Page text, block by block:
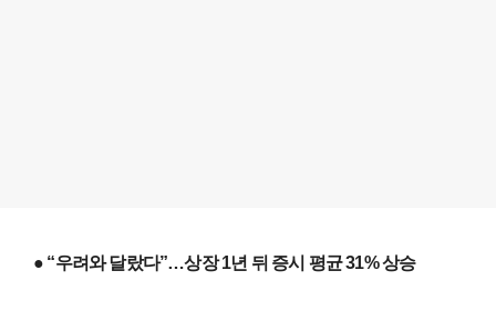
● “우려와 달랐다”…상장 1년 뒤 증시 평균 31% 상승